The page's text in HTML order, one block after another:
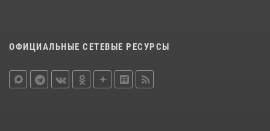
ОФИЦИАЛЬНЫЕ СЕТЕВЫЕ РЕСУРСЫ